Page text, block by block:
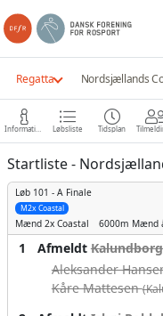
Regatta
Information Løbsliste Tidsplan
Startliste -
Løb 101 - A Finale
M2x Coastal
Mænd 2x Coastal 6000m Mænd
1 Afmeldt
Aleksander
Kåre Mattesen